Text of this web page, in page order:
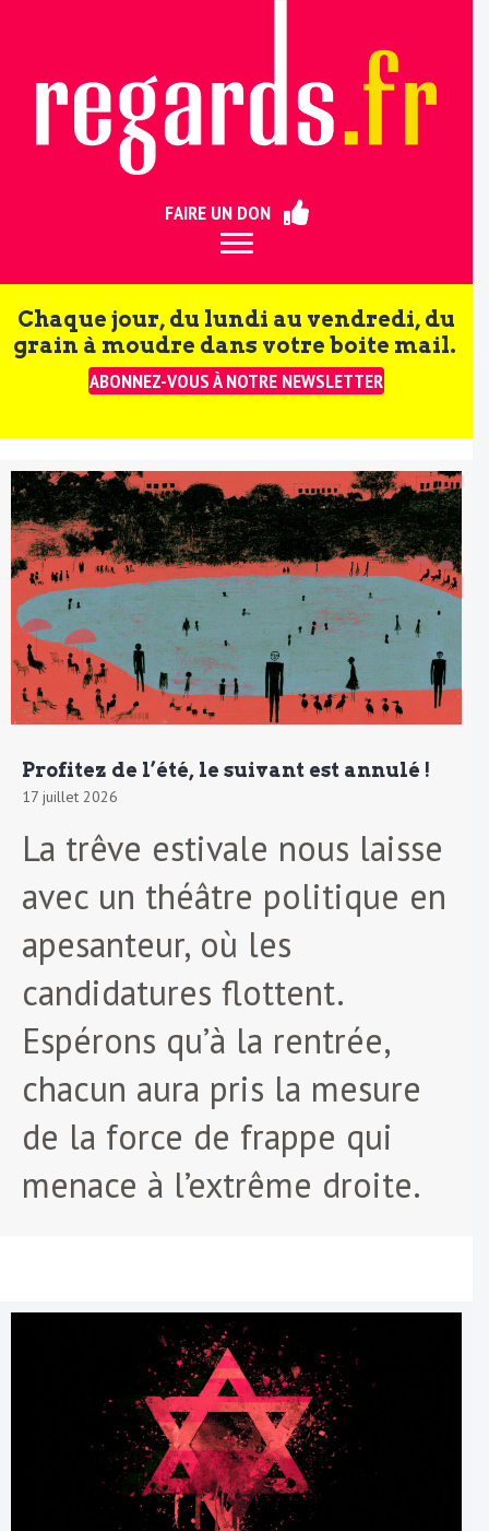
FAIRE UN DON
Chaque jour, du lundi au vendredi, du
grain à moudre dans votre boite mail.
ABONNEZ-VOUS À NOTRE NEWSLETTER
Profitez de l’été, le suivant est annulé !
17 juillet 2026
La trêve estivale nous laisse
avec un théâtre politique en
apesanteur, où les
candidatures flottent.
Espérons qu’à la rentrée,
chacun aura pris la mesure
de la force de frappe qui
menace à l’extrême droite.